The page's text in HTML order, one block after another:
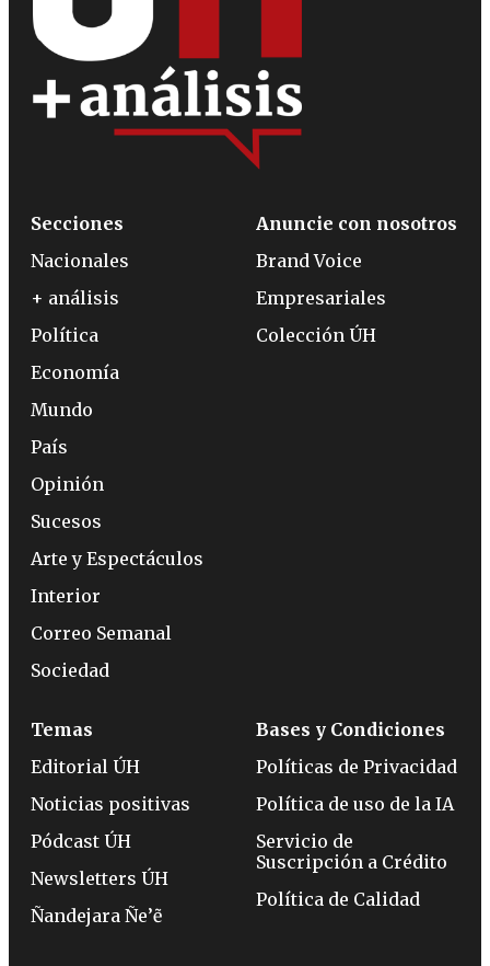
Secciones
Nacionales
+ análisis
Política
Economía
Mundo
País
Opinión
Sucesos
Arte y Espectáculos
Interior
Correo Semanal
Sociedad
Anuncie con nosotros
Brand Voice
Empresariales
Colección ÚH
Temas
Editorial ÚH
Noticias positivas
Pódcast ÚH
Newsletters ÚH
Ñandejara Ñe’ẽ
Bases y Condiciones
Políticas de Privacidad
Política de uso de la IA
Servicio de
Suscripción a Crédito
Política de Calidad